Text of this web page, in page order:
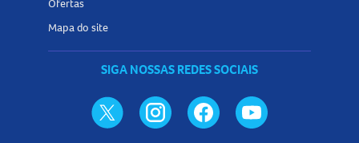
Ofertas
Mapa do site
SIGA NOSSAS REDES SOCIAIS